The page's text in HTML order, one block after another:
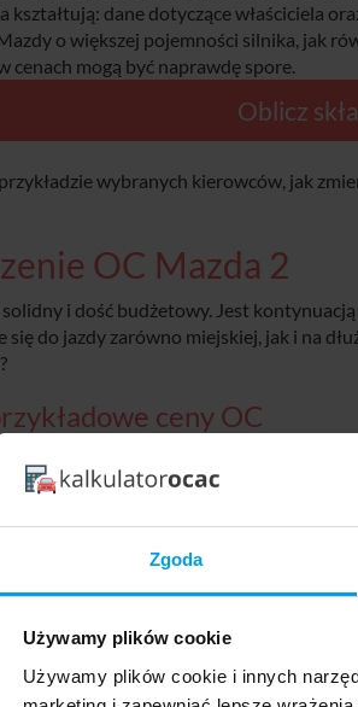
Zgoda
Używamy plików cookie
Używamy plików cookie i innych
kształtują: dane dotyczące właściciela
o większej pojemności silnika, jak
cenach mogą być naprawdę spore.
Oblicz
wybranych kierowców, jak
OC Mazda 2
i dość budżetowy. Jest
się do jazdy zarówno miejskiej, jak i na
ceny OC
z Łodzi, 20 lat, z niedawną szkodą
z Żagania, 45 lat, z niedawną szkodą
z Poznania, 35 lat, bez szkody
z Kraśnika, 40 lat, bez szkody
OC Mazda 3